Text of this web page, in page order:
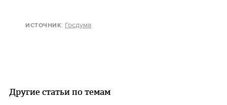
ИСТОЧНИК: Госдума
Другие статьи по темам